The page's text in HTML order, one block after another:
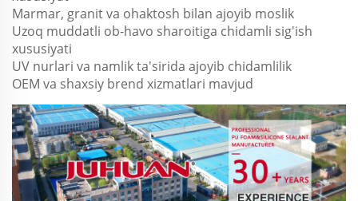
Marmar, granit va ohaktosh bilan ajoyib moslik
Uzoq muddatli ob-havo sharoitiga chidamli sig'ish
xususiyati
UV nurlari va namlik ta'sirida ajoyib chidamlilik
OEM va shaxsiy brend xizmatlari mavjud